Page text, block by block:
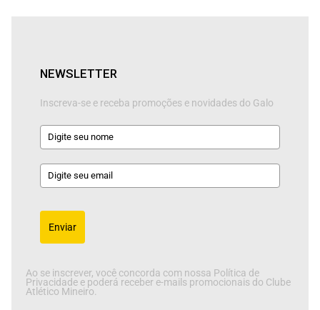
NEWSLETTER
Inscreva-se e receba promoções e novidades do Galo
Enviar
Ao se inscrever, você concorda com nossa Política de
Privacidade e poderá receber e-mails promocionais do Clube
Atlético Mineiro.